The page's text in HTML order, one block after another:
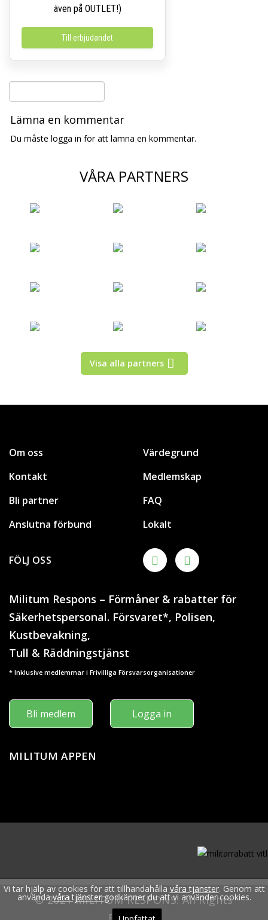
även på OUTLET!)
Till erbjudandet
Lämna en kommentar
Du måste logga in för att lämna en kommentar.
VÅRA PARTNERS
Visa alla partners
Om oss
Kontakt
Bli partner
Anslutna förbund
Värdegrund
Medlemskap
FAQ
Lokalt
FÖLJ OSS
Militum Respons – Förmåner & rabatter för
Säkerhetspersonal. Försvaret*, Polisen,
Kustbevakning,
Tull & Räddningstjänst
* Inklusive medlemmar i Frivilliga Försvarsorganisationer
Bli medlem Logga in
MILITUM APPEN
© 2021 MILITUM RESPONS. All Rights
Vi tar hjälp av cookies för att tillhandahålla våra tjänster. Genom att
användavåra tjänstergodkänner du att vi använder cookies.